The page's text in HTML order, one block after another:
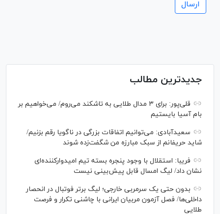
جدیدترین مطالب
قلی‌پور: برای ۳ مدال طلایی به تاشکند می‌روم/ می‌خواهیم بر
بام آسیا بایستیم
سعیدآبادی: می‌توانیم اتفاقات بزرگی در ناگویا رقم بزنیم/
شاید حریفانم از سبک مبارزه من شگفت‌زده شوند
فریبا: استقلال با وجود پنجره بسته تیم امیدوارکننده‌ای
نشان داد/ لیگ امسال قابل پیش‌بینی نیست
بدون حتی یک سرمربی خارجی؛ لیگ برتر فوتبال در انحصار
داخلی‌ها/ فصل آزمون مربیان ایرانی با چاشنی تکرار و فرصت
طلایی